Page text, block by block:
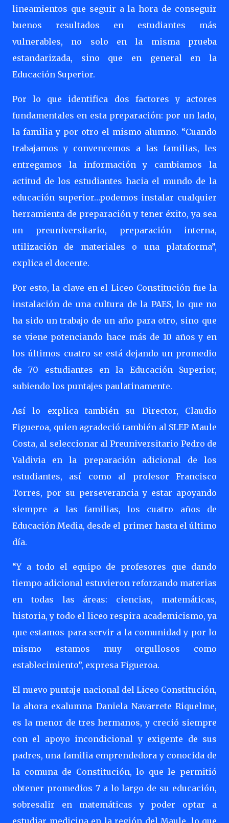
lineamientos que seguir a la hora de conseguir
buenos resultados en estudiantes más
vulnerables, no solo en la misma prueba
estandarizada, sino que en general en la
Educación Superior.
Por lo que identifica dos factores y actores
fundamentales en esta preparación: por un lado,
la familia y por otro el mismo alumno. “Cuando
trabajamos y convencemos a las familias, les
entregamos la información y cambiamos la
actitud de los estudiantes hacia el mundo de la
educación superior…podemos instalar cualquier
herramienta de preparación y tener éxito, ya sea
un preuniversitario, preparación interna,
utilización de materiales o una plataforma”,
explica el docente.
Por esto, la clave en el Liceo Constitución fue la
instalación de una cultura de la PAES, lo que no
ha sido un trabajo de un año para otro, sino que
se viene potenciando hace más de 10 años y en
los últimos cuatro se está dejando un promedio
de 70 estudiantes en la Educación Superior,
subiendo los puntajes paulatinamente.
Así lo explica también su Director, Claudio
Figueroa, quien agradeció también al SLEP Maule
Costa, al seleccionar al Preuniversitario Pedro de
Valdivia en la preparación adicional de los
estudiantes, así como al profesor Francisco
Torres, por su perseverancia y estar apoyando
siempre a las familias, los cuatro años de
Educación Media, desde el primer hasta el último
día.
“Y a todo el equipo de profesores que dando
tiempo adicional estuvieron reforzando materias
en todas las áreas: ciencias, matemáticas,
historia, y todo el liceo respira academicismo, ya
que estamos para servir a la comunidad y por lo
mismo estamos muy orgullosos como
establecimiento”, expresa Figueroa.
El nuevo puntaje nacional del Liceo Constitución,
la ahora exalumna Daniela Navarrete Riquelme,
es la menor de tres hermanos, y creció siempre
con el apoyo incondicional y exigente de sus
padres, una familia emprendedora y conocida de
la comuna de Constitución, lo que le permitió
obtener promedios 7 a lo largo de su educación,
sobresalir en matemáticas y poder optar a
estudiar medicina en la región del Maule, lo que